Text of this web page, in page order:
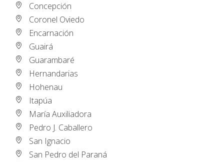
Concepción
Coronel Oviedo
Encarnación
Guairá
Guarambaré
Hernandarias
Hohenau
Itapúa
María Auxiliadora
Pedro J. Caballero
San Ignacio
San Pedro del Paraná